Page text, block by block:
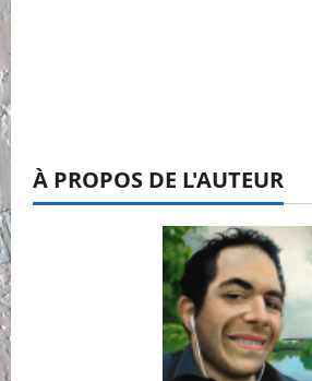
À PROPOS DE L'AUTEUR